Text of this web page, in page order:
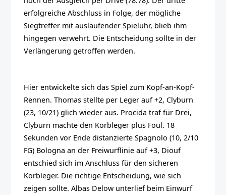
erfolgreiche Abschluss in Folge, der mögliche
Siegtreffer mit auslaufender Spieluhr, blieb ihm
hingegen verwehrt. Die Entscheidung sollte in der
Verlängerung getroffen werden.
Hier entwickelte sich das Spiel zum Kopf-an-Kopf-
Rennen. Thomas stellte per Leger auf +2, Clyburn
(23, 10/21) glich wieder aus. Procida traf für Drei,
Clyburn machte den Korbleger plus Foul. 18
Sekunden vor Ende distanzierte Spagnolo (10, 2/10
FG) Bologna an der Freiwurflinie auf +3, Diouf
entschied sich im Anschluss für den sicheren
Korbleger. Die richtige Entscheidung, wie sich
zeigen sollte. Albas Delow unterlief beim Einwurf